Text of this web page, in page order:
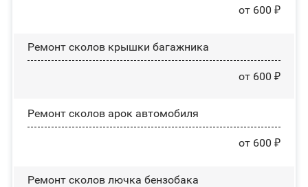
от 600 ₽
Ремонт сколов крышки багажника
от 600 ₽
Ремонт сколов арок автомобиля
от 600 ₽
Ремонт сколов лючка бензобака